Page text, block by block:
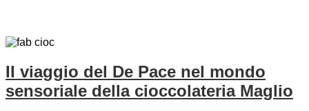
Il viaggio del De Pace nel mondo
sensoriale della cioccolateria Maglio